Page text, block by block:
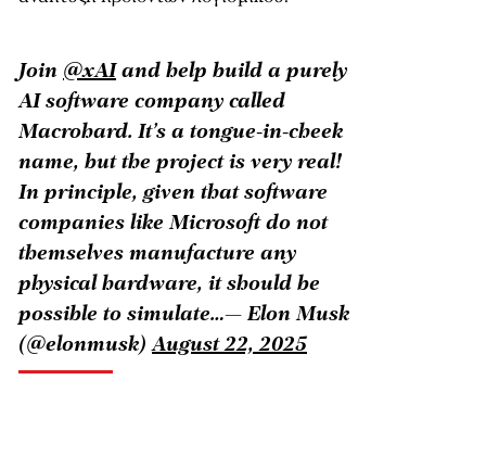
Join @xAIand help build a purely
AI software company called
Macrohard. It’s a tongue-in-cheek
name, but the project is very real!
In principle, given that software
companies like Microsoft do not
themselves manufacture any
physical hardware, it should be
possible to simulate…— Elon Musk
(@elonmusk)August 22, 2025